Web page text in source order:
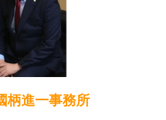
柄進一事務所